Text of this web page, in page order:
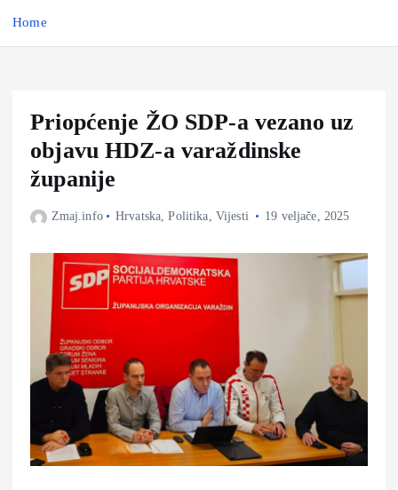
Home
Priopćenje ŽO SDP-a vezano uz
objavu HDZ-a varaždinske
županije
Zmaj.info Hrvatska,Politika, Vijesti 19 veljače, 2025